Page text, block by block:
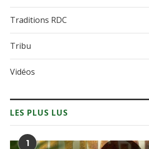
Traditions RDC
Tribu
Vidéos
LES PLUS LUS
1